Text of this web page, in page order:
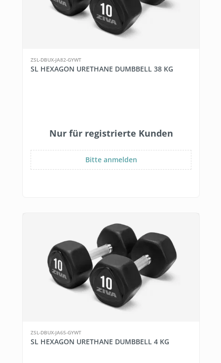
ZSL-DBUX-JA82-GYWT
SL HEXAGON URETHANE DUMBBELL 38 KG
Nur für registrierte Kunden
Bitte anmelden
ZSL-DBUX-JA65-GYWT
SL HEXAGON URETHANE DUMBBELL 4 KG